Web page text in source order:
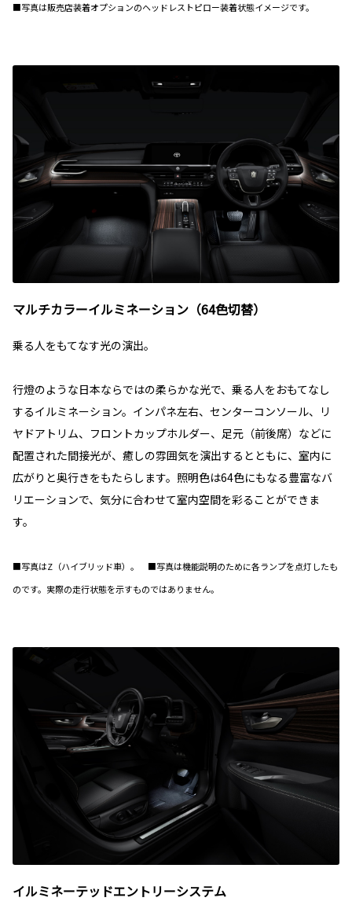
■写真は販売店装着オプションのヘッドレストピロー装着状態イメージです。
マルチカラーイルミネーション（64色切替）
乗る人をもてなす光の演出。
行燈のような日本ならではの柔らかな光で、乗る人をおもてなし
するイルミネーション。インパネ左右、センターコンソール、リ
ヤドアトリム、フロントカップホルダー、足元（前後席）などに
配置された間接光が、癒しの雰囲気を演出するとともに、室内に
広がりと奥行きをもたらします。照明色は64色にもなる豊富なバ
リエーションで、気分に合わせて室内空間を彩ることができま
す。
■写真はZ（ハイブリッド車）。 ■写真は機能説明のために各ランプを点灯したも
のです。実際の走行状態を示すものではありません。
イルミネーテッドエントリーシステム